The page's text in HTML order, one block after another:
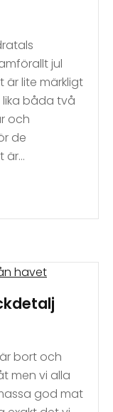
jul
är lite märkligt
båda två
och
de
är…
bort och
men vi alla
god mat